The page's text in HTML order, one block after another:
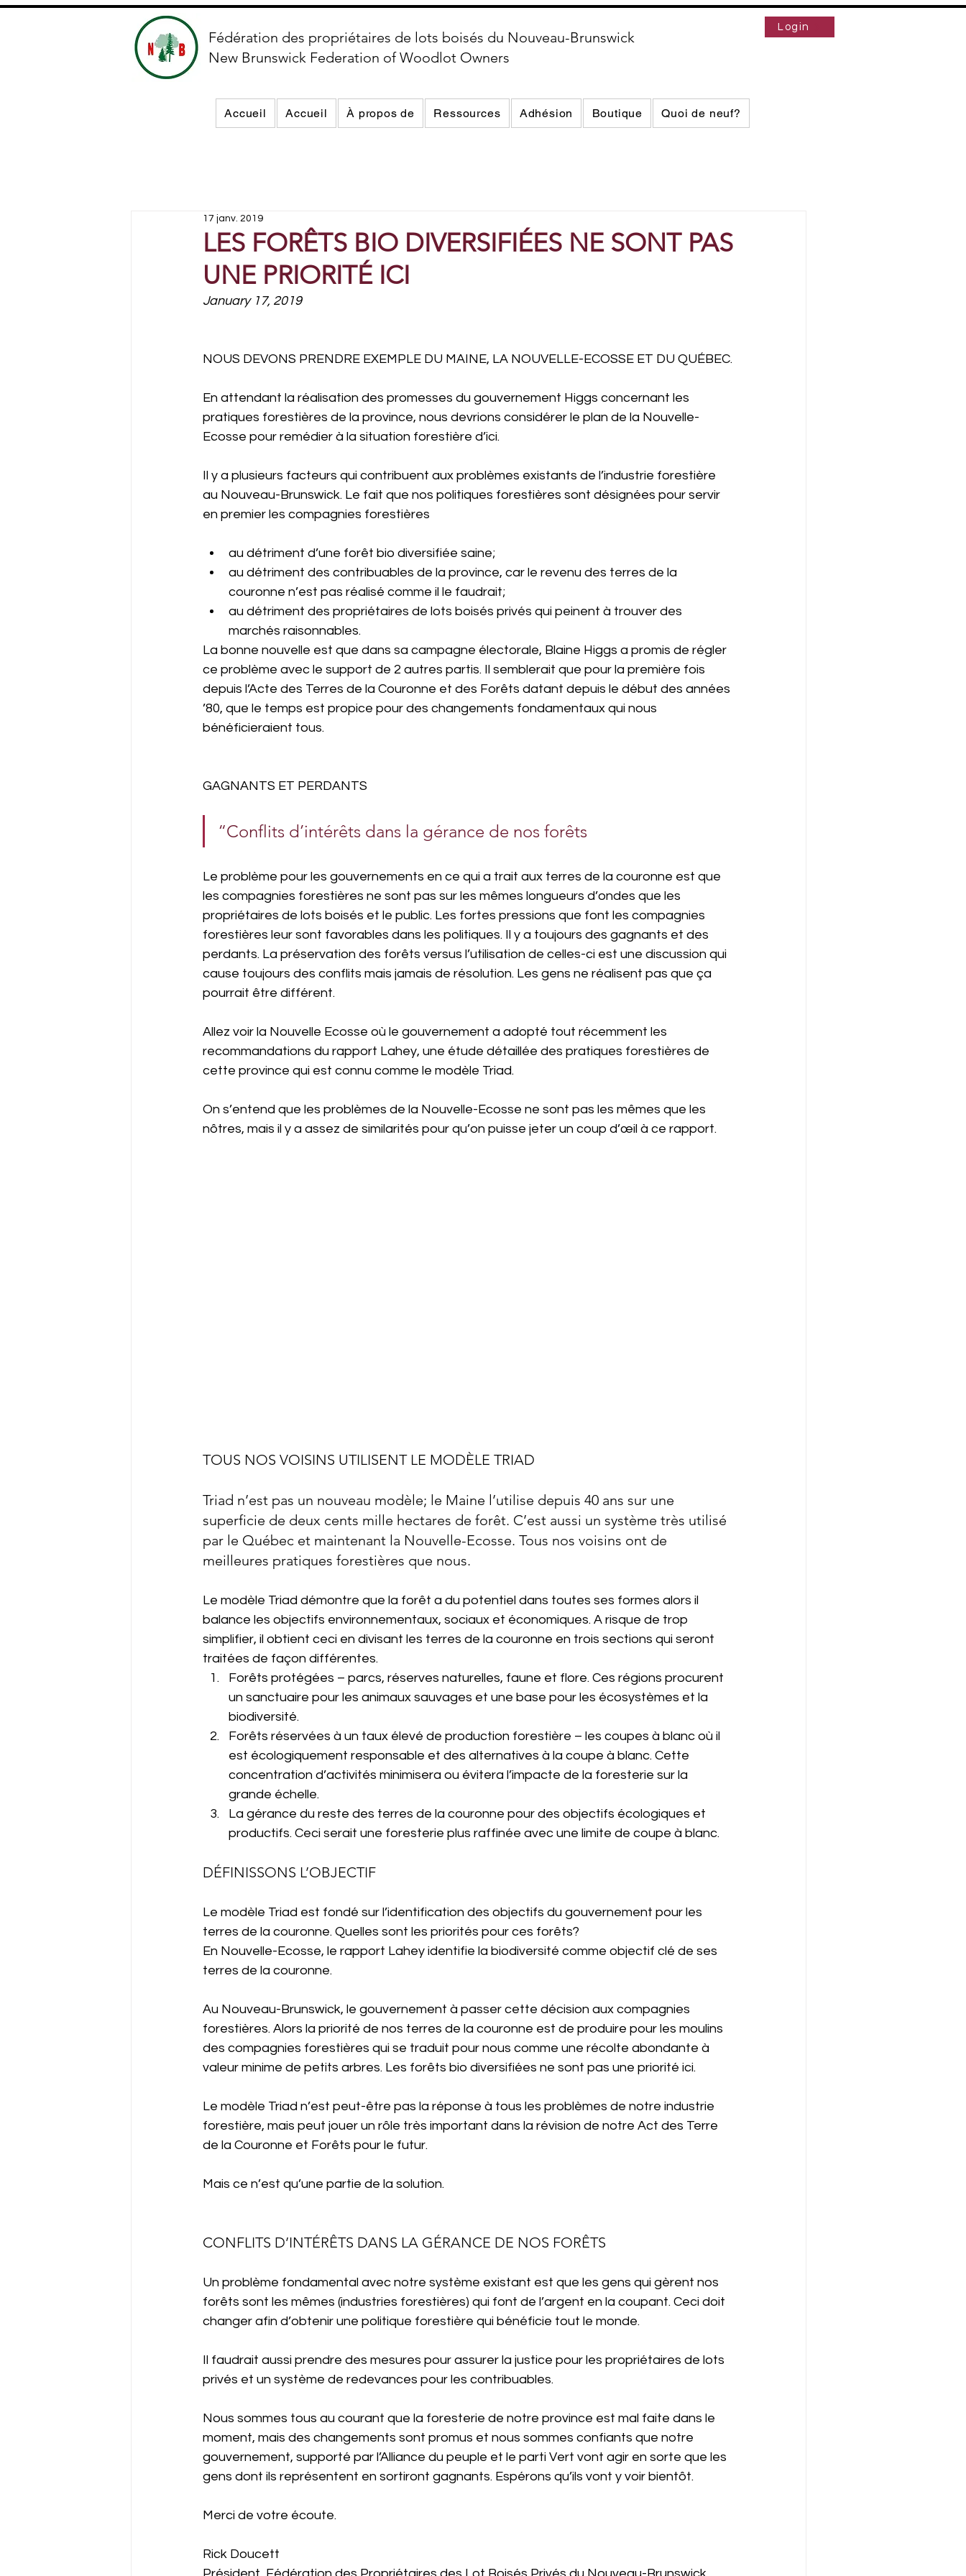
Fédération des propriétaires de lots boisés du Nouveau-Brunswick
New Brunswick Federation of Woodlot Owners
Login
Accueil Accueil À propos de Ressources Adhésion Boutique Quoi de neuf?
LES FORÊTS BIO DIVERSIFIÉES NE SONT PAS
UNE PRIORITÉ ICI
17 janv. 2019
January 17, 2019
NOUS DEVONS PRENDRE EXEMPLE DU MAINE, LA NOUVELLE-ECOSSE ET DU QUÉBEC.
En attendant la réalisation des promesses du gouvernement Higgs concernant les
pratiques forestières de la province, nous devrions considérer le plan de la Nouvelle-
Ecosse pour remédier à la situation forestière d’ici.
Il y a plusieurs facteurs qui contribuent aux problèmes existants de l’industrie forestière
au Nouveau-Brunswick. Le fait que nos politiques forestières sont désignées pour servir
en premier les compagnies forestières
au détriment d’une forêt bio diversifiée saine;
au détriment des contribuables de la province, car le revenu des terres de la
couronne n’est pas réalisé comme il le faudrait;
au détriment des propriétaires de lots boisés privés qui peinent à trouver des
marchés raisonnables.
La bonne nouvelle est que dans sa campagne électorale, Blaine Higgs a promis de régler
ce problème avec le support de 2 autres partis. Il semblerait que pour la première fois
depuis l’Acte des Terres de la Couronne et des Forêts datant depuis le début des années
’80, que le temps est propice pour des changements fondamentaux qui nous
bénéficieraient tous.
GAGNANTS ET PERDANTS
“Conflits d’intérêts dans la gérance de nos forêts
Le problème pour les gouvernements en ce qui a trait aux terres de la couronne est que
les compagnies forestières ne sont pas sur les mêmes longueurs d’ondes que les
propriétaires de lots boisés et le public. Les fortes pressions que font les compagnies
forestières leur sont favorables dans les politiques. Il y a toujours des gagnants et des
perdants. La préservation des forêts versus l’utilisation de celles-ci est une discussion qui
cause toujours des conflits mais jamais de résolution. Les gens ne réalisent pas que ça
pourrait être différent.
Allez voir la Nouvelle Ecosse où le gouvernement a adopté tout récemment les
recommandations du rapport Lahey, une étude détaillée des pratiques forestières de
cette province qui est connu comme le modèle Triad.
On s’entend que les problèmes de la Nouvelle-Ecosse ne sont pas les mêmes que les
nôtres, mais il y a assez de similarités pour qu’on puisse jeter un coup d’œil à ce rapport.
TOUS NOS VOISINS UTILISENT LE MODÈLE TRIAD
Triad n’est pas un nouveau modèle; le Maine l’utilise depuis 40 ans sur une
superficie de deux cents mille hectares de forêt. C’est aussi un système très utilisé
par le Québec et maintenant la Nouvelle-Ecosse. Tous nos voisins ont de
meilleures pratiques forestières que nous.
Le modèle Triad démontre que la forêt a du potentiel dans toutes ses formes alors il
balance les objectifs environnementaux, sociaux et économiques. A risque de trop
simplifier, il obtient ceci en divisant les terres de la couronne en trois sections qui seront
traitées de façon différentes.
Forêts protégées – parcs, réserves naturelles, faune et flore. Ces régions procurent
un sanctuaire pour les animaux sauvages et une base pour les écosystèmes et la
biodiversité.
Forêts réservées à un taux élevé de production forestière – les coupes à blanc où il
est écologiquement responsable et des alternatives à la coupe à blanc. Cette
concentration d’activités minimisera ou évitera l’impacte de la foresterie sur la
grande échelle.
La gérance du reste des terres de la couronne pour des objectifs écologiques et
productifs. Ceci serait une foresterie plus raffinée avec une limite de coupe à blanc.
DÉFINISSONS L’OBJECTIF
Le modèle Triad est fondé sur l’identification des objectifs du gouvernement pour les
terres de la couronne. Quelles sont les priorités pour ces forêts?
En Nouvelle-Ecosse, le rapport Lahey identifie la biodiversité comme objectif clé de ses
terres de la couronne.
Au Nouveau-Brunswick, le gouvernement à passer cette décision aux compagnies
forestières. Alors la priorité de nos terres de la couronne est de produire pour les moulins
des compagnies forestières qui se traduit pour nous comme une récolte abondante à
valeur minime de petits arbres. Les forêts bio diversifiées ne sont pas une priorité ici.
Le modèle Triad n’est peut-être pas la réponse à tous les problèmes de notre industrie
forestière, mais peut jouer un rôle très important dans la révision de notre Act des Terre
de la Couronne et Forêts pour le futur.
Mais ce n’est qu’une partie de la solution.
CONFLITS D’INTÉRÊTS DANS LA GÉRANCE DE NOS FORÊTS
Un problème fondamental avec notre système existant est que les gens qui gèrent nos
forêts sont les mêmes (industries forestières) qui font de l’argent en la coupant. Ceci doit
changer afin d’obtenir une politique forestière qui bénéficie tout le monde.
Il faudrait aussi prendre des mesures pour assurer la justice pour les propriétaires de lots
privés et un système de redevances pour les contribuables.
Nous sommes tous au courant que la foresterie de notre province est mal faite dans le
moment, mais des changements sont promus et nous sommes confiants que notre
gouvernement, supporté par l’Alliance du peuple et le parti Vert vont agir en sorte que les
gens dont ils représentent en sortiront gagnants. Espérons qu’ils vont y voir bientôt.
Merci de votre écoute.
Rick Doucett